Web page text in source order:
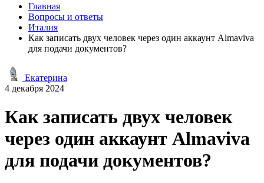
Главная
Вопросы и ответы
Италия
Как записать двух человек через один аккаунт Almaviva
для подачи документов?
Екатерина
4 декабря 2024
Как записать двух человек
через один аккаунт Almaviva
для подачи документов?